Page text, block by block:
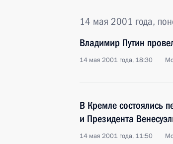
14 мая 2001 года,
Владимир Путин
14 мая 2001 года, 18:30
В Кремле состоялись
и Президента
14 мая 2001 года, 11:50